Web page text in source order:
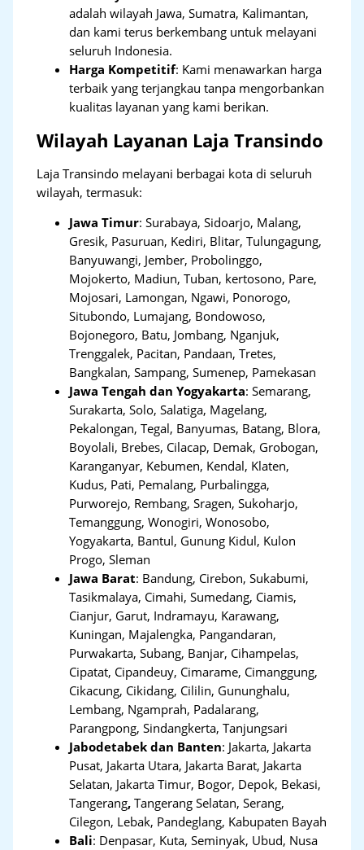
adalah wilayah Jawa, Sumatra, Kalimantan,
dan kami terus berkembang untuk melayani
seluruh Indonesia.
Harga Kompetitif: Kami menawarkan harga
terbaik yang terjangkau tanpa mengorbankan
kualitas layanan yang kami berikan.
Wilayah Layanan Laja Transindo
Laja Transindo melayani berbagai kota di seluruh
wilayah, termasuk:
Jawa Timur:Surabaya, Sidoarjo, Malang,
Gresik, Pasuruan, Kediri, Blitar, Tulungagung,
Banyuwangi, Jember, Probolinggo,
Mojokerto, Madiun, Tuban, kertosono, Pare,
Mojosari, Lamongan, Ngawi, Ponorogo,
Situbondo, Lumajang, Bondowoso,
Bojonegoro, Batu, Jombang, Nganjuk,
Trenggalek, Pacitan, Pandaan, Tretes,
Bangkalan, Sampang, Sumenep, Pamekasan
Jawa Tengah dan Yogyakarta:Semarang,
Surakarta, Solo, Salatiga, Magelang,
Pekalongan, Tegal, Banyumas, Batang, Blora,
Boyolali, Brebes, Cilacap, Demak, Grobogan,
Karanganyar, Kebumen, Kendal, Klaten,
Kudus, Pati, Pemalang, Purbalingga,
Purworejo, Rembang, Sragen, Sukoharjo,
Temanggung, Wonogiri, Wonosobo,
Yogyakarta, Bantul, Gunung Kidul, Kulon
Progo, Sleman
Jawa Barat: Bandung, Cirebon, Sukabumi,
Tasikmalaya, Cimahi, Sumedang, Ciamis,
Cianjur, Garut, Indramayu, Karawang,
Kuningan, Majalengka, Pangandaran,
Purwakarta, Subang, Banjar, Cihampelas,
Cipatat, Cipandeuy, Cimarame, Cimanggung,
Cikacung, Cikidang, Cililin, Gununghalu,
Lembang, Ngamprah, Padalarang,
Parangpong, Sindangkerta, Tanjungsari
Jabodetabek dan Banten: Jakarta, Jakarta
Pusat, Jakarta Utara, Jakarta Barat, Jakarta
Selatan, Jakarta Timur, Bogor, Depok, Bekasi,
Tangerang,Tangerang Selatan, Serang,
Cilegon, Lebak, Pandeglang, Kabupaten Bayah
Bali: Denpasar, Kuta, Seminyak, Ubud, Nusa